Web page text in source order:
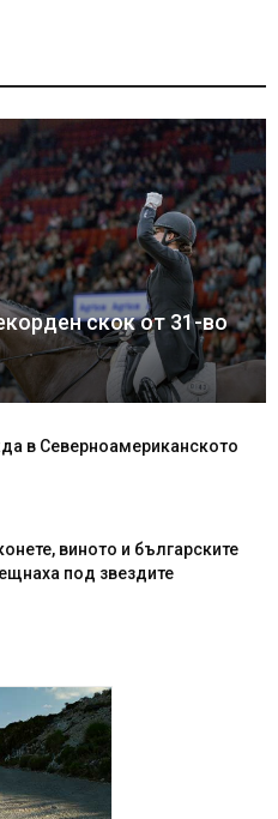
скок от 31-во
в Северноамериканското
виното и българските
под звездите